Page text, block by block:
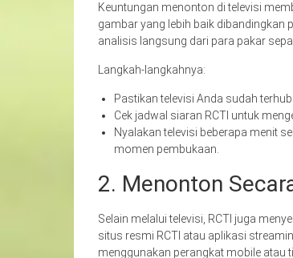
Keuntungan menonton di televisi
gambar yang lebih baik dibandingkan
analisis langsung dari para pakar
Langkah-langkahnya:
Pastikan televisi Anda sudah
Cek jadwal siaran RCTI untuk
Nyalakan televisi beberapa menit
momen pembukaan.
2. Menonton
Selain melalui televisi, RCTI juga
situs resmi RCTI atau aplikasi
menggunakan perangkat mobile atau